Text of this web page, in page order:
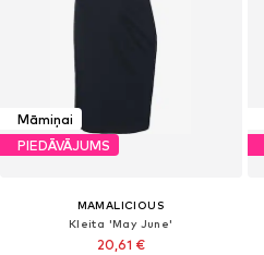
Māmiņai
PIEDĀVĀJUMS
MAMALICIOUS
Kleita 'May June'
20,61 €